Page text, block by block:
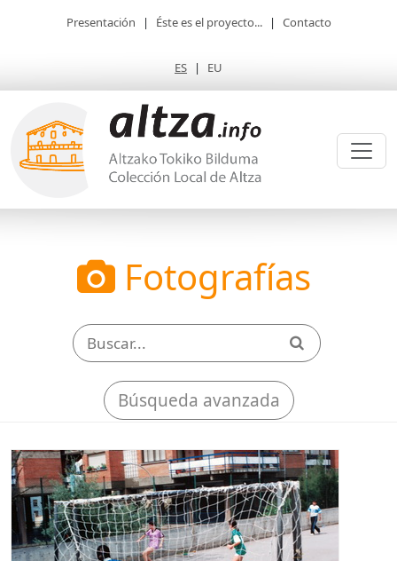
Presentación | Éste es el proyecto... | Contacto
ES | EU
Fotografías
Búsqueda avanzada